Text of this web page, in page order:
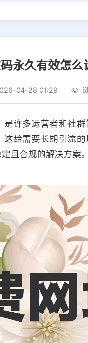
永久有效怎
04-28 01:29
许多运营者和社
给需要长期引流
且合规的解决方案。